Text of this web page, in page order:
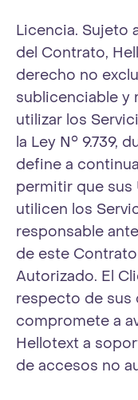
Licencia. Sujeto
del Contrato,
derecho no
sublicenciable y
utilizar los
la Ley N° 9.739,
define a
permitir que sus
utilicen los
responsable
de este
Autorizado. El
respecto de sus
compromete a
Hellotext a
de accesos no